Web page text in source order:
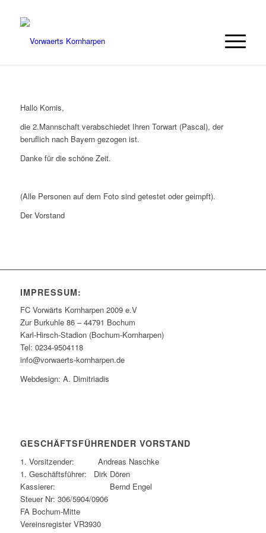
Hallo Kornis,
die 2.Mannschaft verabschiedet Ihren Torwart (Pascal), der
beruflich nach Bayern gezogen ist.
Danke für die schöne Zeit.
(Alle Personen auf dem Foto sind getestet oder geimpft).
Der Vorstand
IMPRESSUM:
FC Vorwärts Kornharpen 2009 e.V
Zur Burkuhle 86 – 44791 Bochum
Karl-Hirsch-Stadion (Bochum-Kornharpen)
Tel: 0234-9504118
info@vorwaerts-kornharpen.de
Webdesign: A. Dimitriadis
GESCHÄFTSFÜHRENDER VORSTAND
1. Vorsitzender: Andreas Naschke
1. Geschäftsführer: Dirk Dören
Kassierer: Bernd Engel
Steuer Nr: 306/5904/0906
FA Bochum-Mitte
Vereinsregister VR3930